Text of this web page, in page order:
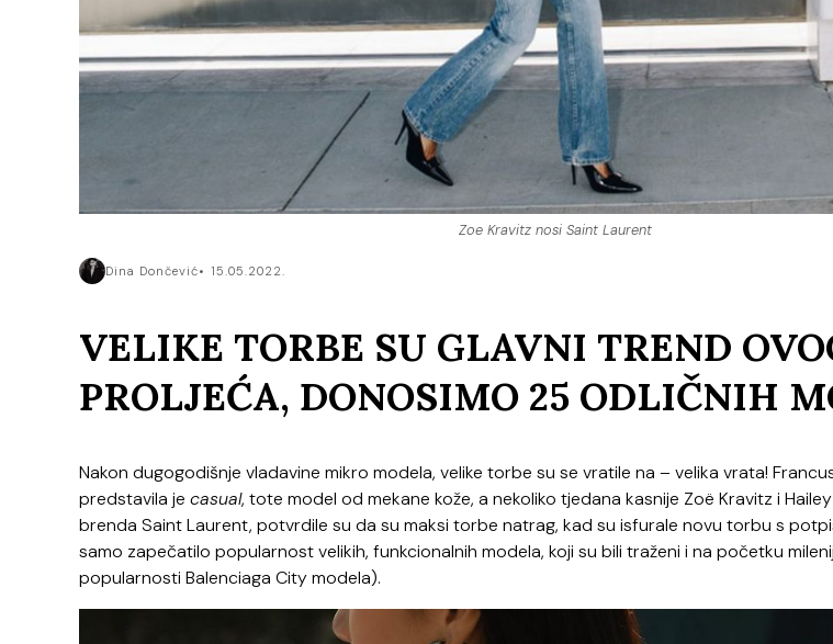
Zoe Kravitz nosi Saint Laurent
Dina Dončević 15.05.2022.
VELIKE TORBE SU GLAVNI TREND
PROLJEĆA, DONOSIMO 25 ODLIČNIH
Nakon dugogodišnje vladavine mikro modela, velike torbe su se vratile na – velika vrata!
predstavila je casual, tote model od mekane kože, a nekoliko tjedana kasnije Zoë Kravitz i
brenda Saint Laurent, potvrdile su da su maksi torbe natrag, kad su isfurale novu torbu s
samo zapečatilo popularnost velikih, funkcionalnih modela, koji su bili traženi i na početku
popularnosti Balenciaga City modela).